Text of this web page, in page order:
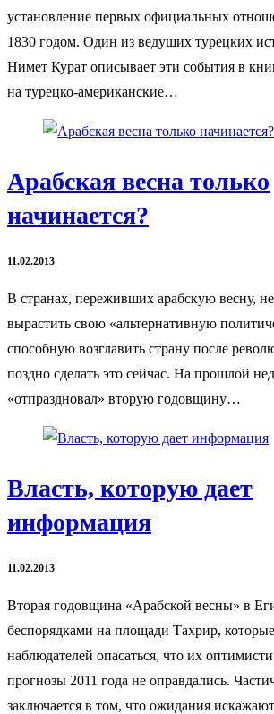
установление первых официальных
1830 годом. Один из ведущих турецких
Нимет Курат описывает эти события в
на турецко-американские…
Арабская весна только
начинается?
11.02.2013
В странах, переживших арабскую весну,
вырастить свою «альтернативную
способную возглавить страну после
поздно сделать это сейчас. На прошлой
«отпраздновал» вторую годовщину…
Власть, которую дает
информация
11.02.2013
Вторая годовщина «Арабской весны» в
беспорядками на площади Тахрир,
наблюдателей опасаться, что их
прогнозы 2011 года не оправдались.
заключается в том, что ожидания